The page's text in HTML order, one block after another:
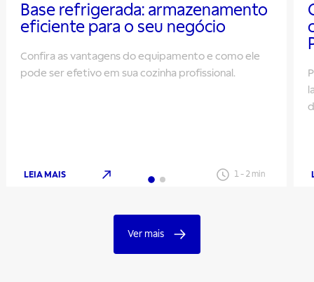
Base refrigerada: armazenamento
eficiente para o seu negócio
Confira as vantagens do equipamento e como ele
pode ser efetivo em sua cozinha profissional.
LEIA MAIS 1- 2 min
Ver mais